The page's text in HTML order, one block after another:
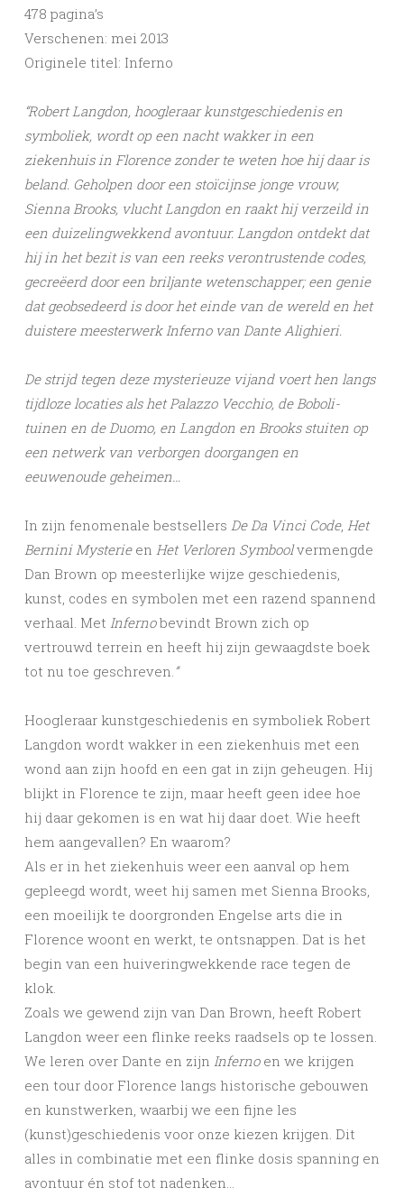
478 pagina’s
Verschenen: mei 2013
Originele titel: Inferno
“Robert Langdon, hoogleraar kunstgeschiedenis en
symboliek, wordt op een nacht wakker in een
ziekenhuis in Florence zonder te weten hoe hij daar is
beland. Geholpen door een stoïcijnse jonge vrouw,
Sienna Brooks, vlucht Langdon en raakt hij verzeild in
een duizelingwekkend avontuur. Langdon ontdekt dat
hij in het bezit is van een reeks verontrustende codes,
gecreëerd door een briljante wetenschapper; een genie
dat geobsedeerd is door het einde van de wereld en het
duistere meesterwerk Inferno van Dante Alighieri.
De strijd tegen deze mysterieuze vijand voert hen langs
tijdloze locaties als het Palazzo Vecchio, de Boboli-
tuinen en de Duomo, en Langdon en Brooks stuiten op
een netwerk van verborgen doorgangen en
eeuwenoude geheimen…
In zijn fenomenale bestsellers De Da Vinci Code, Het
Bernini Mysterieen Het Verloren Symboolvermengde
Dan Brown op meesterlijke wijze geschiedenis,
kunst, codes en symbolen met een razend spannend
verhaal. Met Infernobevindt Brown zich op
vertrouwd terrein en heeft hij zijn gewaagdste boek
tot nu toe geschreven.”
Hoogleraar kunstgeschiedenis en symboliek Robert
Langdon wordt wakker in een ziekenhuis met een
wond aan zijn hoofd en een gat in zijn geheugen. Hij
blijkt in Florence te zijn, maar heeft geen idee hoe
hij daar gekomen is en wat hij daar doet. Wie heeft
hem aangevallen? En waarom?
Als er in het ziekenhuis weer een aanval op hem
gepleegd wordt, weet hij samen met Sienna Brooks,
een moeilijk te doorgronden Engelse arts die in
Florence woont en werkt, te ontsnappen. Dat is het
begin van een huiveringwekkende race tegen de
klok.
Zoals we gewend zijn van Dan Brown, heeft Robert
Langdon weer een flinke reeks raadsels op te lossen.
We leren over Dante en zijn Infernoen we krijgen
een tour door Florence langs historische gebouwen
en kunstwerken, waarbij we een fijne les
(kunst)geschiedenis voor onze kiezen krijgen. Dit
alles in combinatie met een flinke dosis spanning en
avontuur én stof tot nadenken…